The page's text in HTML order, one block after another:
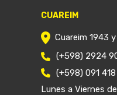
CUAREIM
Cuareim 1943
(+598) 2924
(+598) 091
Lunes a Viernes